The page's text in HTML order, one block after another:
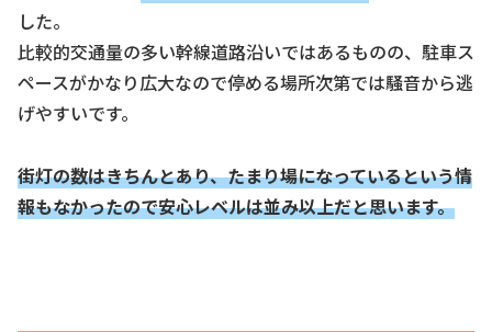
した。
比較的交通量の多い幹線道路沿いではあるものの、駐車ス
ペースがかなり広大なので停める場所次第では騒音から逃
げやすいです。
街灯の数はきちんとあり、たまり場になっているという情
報もなかったので安心レベルは並み以上だと思います。